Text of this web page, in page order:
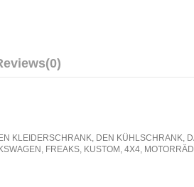
(0)
KLEIDERSCHRANK, DEN KÜHLSCHRANK,
FREAKS, KUSTOM, 4X4,